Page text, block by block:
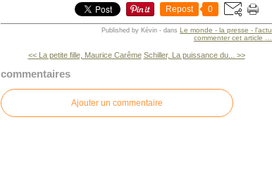
Repost 0
Published by Kévin - dans Le monde - la presse - l'actu
commenter cet article
<< La petite fille, Maurice Carême Schiller, La puissance du... >>
commentaires
Ajouter un commentaire